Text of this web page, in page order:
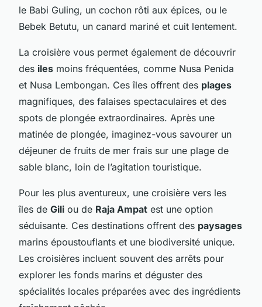
le Babi Guling, un cochon rôti aux épices, ou le
Bebek Betutu, un canard mariné et cuit lentement.
La croisière vous permet également de découvrir
des iles moins fréquentées, comme Nusa Penida
et Nusa Lembongan. Ces îles offrent des plages
magnifiques, des falaises spectaculaires et des
spots de plongée extraordinaires. Après une
matinée de plongée, imaginez-vous savourer un
déjeuner de fruits de mer frais sur une plage de
sable blanc, loin de l’agitation touristique.
Pour les plus aventureux, une croisière vers les
îles de Gili ou de Raja Ampat est une option
séduisante. Ces destinations offrent des paysages
marins époustouflants et une biodiversité unique.
Les croisières incluent souvent des arrêts pour
explorer les fonds marins et déguster des
spécialités locales préparées avec des ingrédients